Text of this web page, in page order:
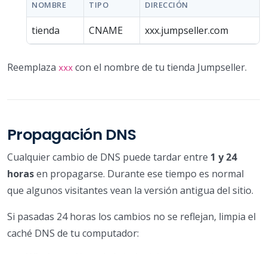
NOMBRE TIPO DIRECCIÓN
tienda CNAME xxx.jumpseller.com
Reemplaza xxx con el nombre de tu tienda Jumpseller.
Propagación DNS
Cualquier cambio de DNS puede tardar entre 1 y 24
horasen propagarse. Durante ese tiempo es normal
que algunos visitantes vean la versión antigua del sitio.
Si pasadas 24 horas los cambios no se reflejan, limpia el
caché DNS de tu computador: